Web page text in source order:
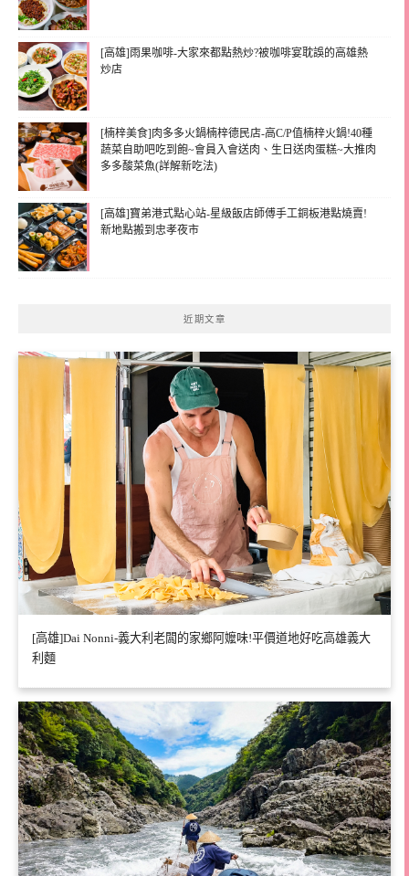
[高雄]雨果咖啡-大家來都點熱炒?被咖啡宴耽誤的高雄熱
炒店
[楠梓美食]肉多多火鍋楠梓德民店-高C/P值楠梓火鍋!40種
蔬菜自助吧吃到飽~會員入會送肉、生日送肉蛋糕~大推肉
多多酸菜魚(詳解新吃法)
[高雄]寶弟港式點心站-星級飯店師傅手工銅板港點燒賣!
新地點搬到忠孝夜市
近期文章
[高雄]Dai Nonni-義大利老闆的家鄉阿嬤味!平價道地好吃高雄義大
利麵